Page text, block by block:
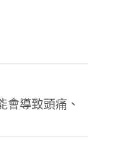
會導致頭痛、